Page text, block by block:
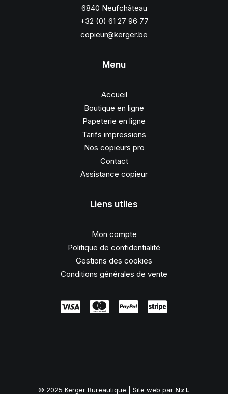
6840 Neufchâteau
+32 (0) 61 27 96 77
copieur@kerger.be
Menu
Accueil
Boutique en ligne
Papeterie en ligne
Tarifs impressions
Nos copieurs pro
Contact
Assistance copieur
Liens utiles
Mon compte
Politique de confidentialité
Gestions des cookies
Conditions générales de vente
© 2025 Kerger Bureautique | Site web par NzL